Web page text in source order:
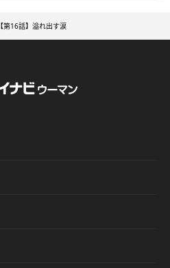
【第16話】溢れ出す涙